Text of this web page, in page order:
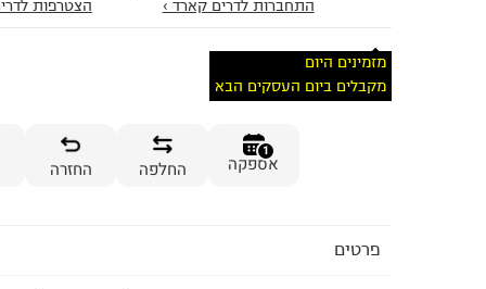
התחברות לדרים קארד ›
הצטרפות
מזמינים היום
מקבלים ביום העסקים הבא
1
אספקה החלפה החזרה
פרטים